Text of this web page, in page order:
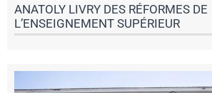
ANATOLY LIVRY DES RÉFORMES DE
L’ENSEIGNEMENT SUPÉRIEUR